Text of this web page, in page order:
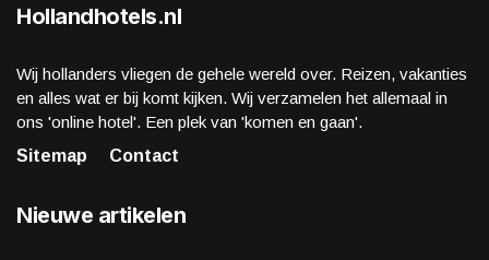
Hollandhotels.nl
Wij hollanders vliegen de gehele wereld over. Reizen, vakanties
en alles wat er bij komt kijken. Wij verzamelen het allemaal in
ons 'online hotel'. Een plek van 'komen en gaan'.
Sitemap
Contact
Nieuwe artikelen